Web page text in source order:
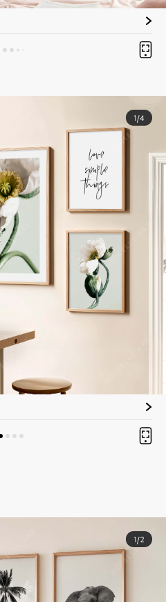
1/4
1/2